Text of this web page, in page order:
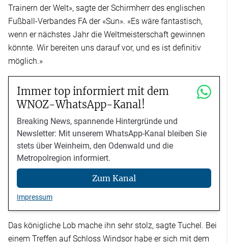
Trainern der Welt», sagte der Schirmherr des englischen
Fußball-Verbandes FA der «Sun». «Es wäre fantastisch,
wenn er nächstes Jahr die Weltmeisterschaft gewinnen
könnte. Wir bereiten uns darauf vor, und es ist definitiv
möglich.»
Immer top informiert mit dem
WNOZ-WhatsApp-Kanal!
Breaking News, spannende Hintergründe und
Newsletter: Mit unserem WhatsApp-Kanal bleiben Sie
stets über Weinheim, den Odenwald und die
Metropolregion informiert.
Zum Kanal
Impressum
Das königliche Lob mache ihn sehr stolz, sagte Tuchel. Bei
einem Treffen auf Schloss Windsor habe er sich mit dem